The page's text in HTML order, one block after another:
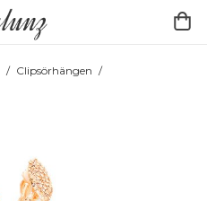
/ Clipsörhängen /